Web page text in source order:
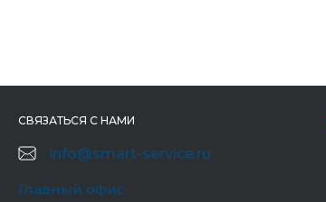
СВЯЗАТЬСЯ С НАМИ
info@smart-service.ru
Главный офис